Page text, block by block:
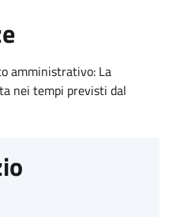
amministrativo: La
nei tempi previsti dal